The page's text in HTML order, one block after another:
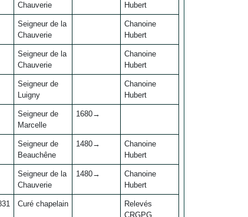
Chauverie
Hubert
Seigneur de la
Chauverie
Chanoine
Hubert
Seigneur de la
Chauverie
Chanoine
Hubert
Seigneur de
Luigny
Chanoine
Hubert
Seigneur de
Marcelle
1680→
Seigneur de
Beauchêne
1480→
Chanoine
Hubert
Seigneur de la
Chauverie
1480→
Chanoine
Hubert
Curé chapelain
Relevés
CRGPG